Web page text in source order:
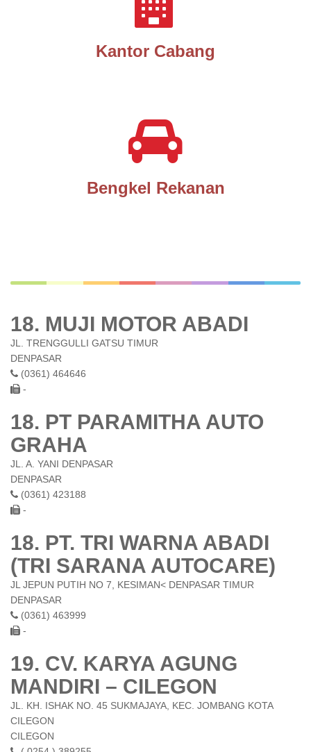
18. MUJI MOTOR ABADI
JL. TRENGGULLI GATSU TIMUR
DENPASAR
(0361) 464646
-
18. PT PARAMITHA AUTO
GRAHA
JL. A. YANI DENPASAR
DENPASAR
(0361) 423188
-
18. PT. TRI WARNA ABADI
(TRI SARANA AUTOCARE)
JL JEPUN PUTIH NO 7, KESIMAN< DENPASAR TIMUR
DENPASAR
(0361) 463999
-
19. CV. KARYA AGUNG
MANDIRI – CILEGON
JL. KH. ISHAK NO. 45 SUKMAJAYA, KEC. JOMBANG KOTA
CILEGON
CILEGON
( 0254 ) 389255